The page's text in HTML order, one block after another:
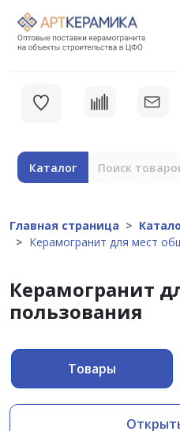
Каталог
Главная страница
Керамогранит для мест
Керамогранит
пользования
Товары